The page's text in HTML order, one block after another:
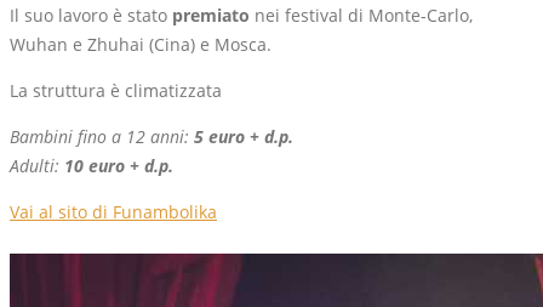
Il suo lavoro è stato premiato nei festival di Monte-Carlo,
Wuhan e Zhuhai (Cina) e Mosca.
La struttura è climatizzata
Bambini fino a 12 anni: 5 euro + d.p.
Adulti: 10 euro + d.p.
Vai al sito di Funambolika